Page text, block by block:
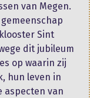
van Megen.
Sint
dit jubileum
op waarin zij
hun leven in
aspecten van